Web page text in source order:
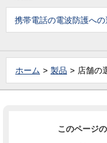
携帯電話の電波防護へ
ホーム 製品 店舗の
このページ